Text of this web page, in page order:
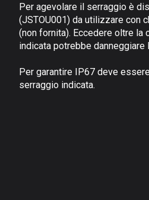
Per agevolare il serraggio è
(JSTOU001) da utilizzare con
(non fornita). Eccedere oltre la
indicata potrebbe danneggiare
Per garantire IP67 deve
serraggio indicata.